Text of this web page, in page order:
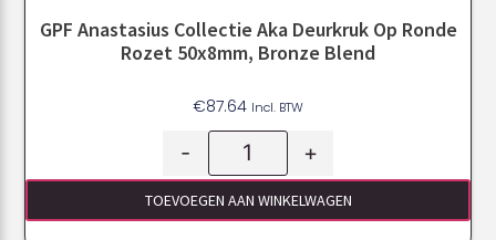
GPF Anastasius Collectie Aka Deurkruk Op Ronde
Rozet 50x8mm, Bronze Blend
€87.64 Incl. BTW
- +
TOEVOEGEN AAN WINKELWAGEN